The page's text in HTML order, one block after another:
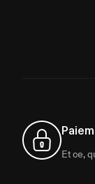
Et ce,